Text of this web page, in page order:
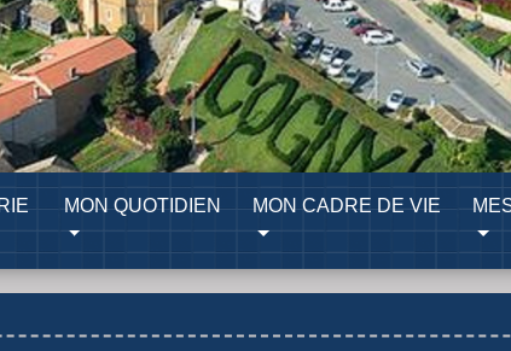
MON QUOTIDIEN MON CADRE DE VIE